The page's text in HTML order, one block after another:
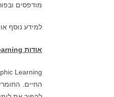
מודפסים
למידע נוסף
אודות